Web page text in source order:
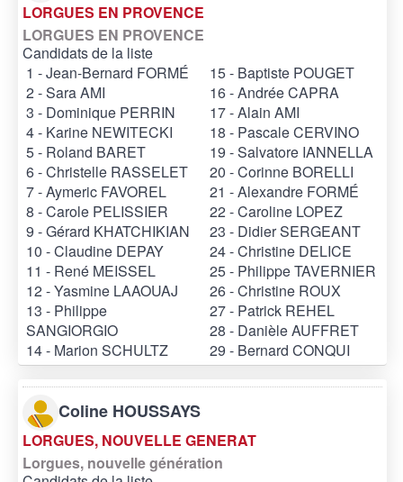
LORGUES EN PROVENCE
LORGUES EN PROVENCE
Candidats de la liste
1 - Jean-Bernard FORMÉ
2 - Sara AMI
3 - Dominique PERRIN
4 - Karine NEWITECKI
5 - Roland BARET
6 - Christelle RASSELET
7 - Aymeric FAVOREL
8 - Carole PELISSIER
9 - Gérard KHATCHIKIAN
10 - Claudine DEPAY
11 - René MEISSEL
12 - Yasmine LAAOUAJ
13 - Philippe
SANGIORGIO
14 - Marion SCHULTZ
15 - Baptiste POUGET
16 - Andrée CAPRA
17 - Alain AMI
18 - Pascale CERVINO
19 - Salvatore IANNELLA
20 - Corinne BORELLI
21 - Alexandre FORMÉ
22 - Caroline LOPEZ
23 - Didier SERGEANT
24 - Christine DELICE
25 - Philippe TAVERNIER
26 - Christine ROUX
27 - Patrick REHEL
28 - Danièle AUFFRET
29 - Bernard CONQUI
Coline HOUSSAYS
LORGUES, NOUVELLE GENERAT
Lorgues, nouvelle génération